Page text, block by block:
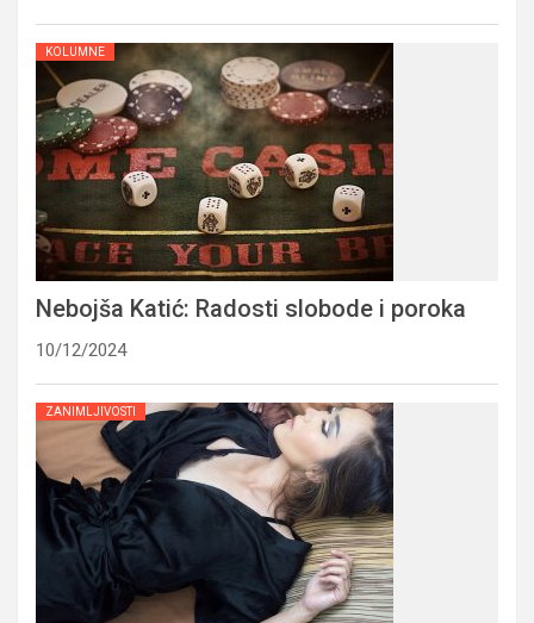
KOLUMNE
Nebojša Katić: Radosti slobode i poroka
10/12/2024
ZANIMLJIVOSTI